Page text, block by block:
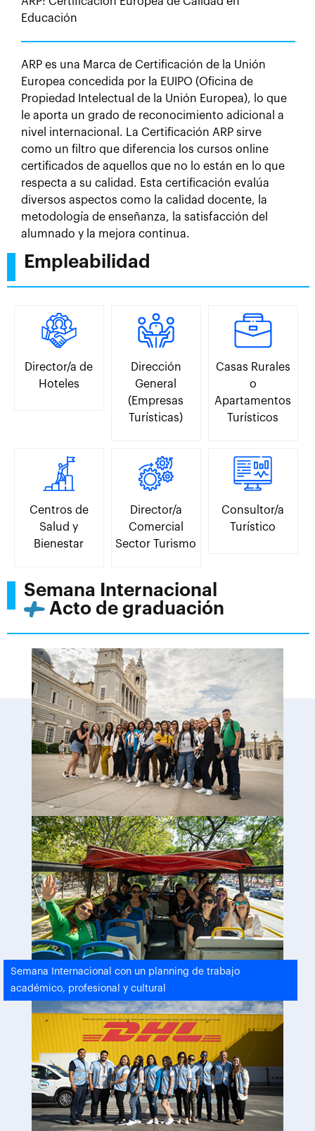
Educación
ARP es una Marca de Certificación de la Unión
Europea concedida por la EUIPO (Oficina de
Propiedad Intelectual de la Unión Europea), lo que
le aporta un grado de reconocimiento adicional a
nivel internacional. La Certificación ARP sirve
como un filtro que diferencia los cursos online
certificados de aquellos que no lo están en lo que
respecta a su calidad. Esta certificación evalúa
diversos aspectos como la calidad docente, la
metodología de enseñanza, la satisfacción del
alumnado y la mejora continua.
Empleabilidad
Director/a de
Hoteles
Dirección
General
(Empresas
Turísticas)
Casas Rurales
o
Apartamentos
Turísticos
Centros de
Salud y
Bienestar
Director/a
Comercial
Sector Turismo
Consultor/a
Turístico
Semana Internacional
Acto de graduación
Semana Internacional con un planning de trabajo
académico, profesional y cultural